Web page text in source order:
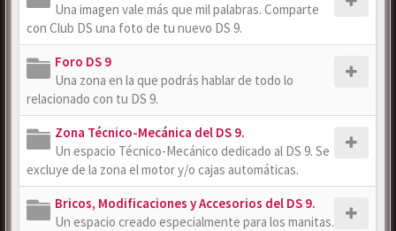
Una imagen vale más que mil palabras. Comparte
con Club DS una foto de tu nuevo DS 9.
Foro DS 9
Una zona en la que podrás hablar de todo lo
relacionado con tu DS 9.
Zona Técnico-Mecánica del DS 9.
Un espacio Técnico-Mecánico dedicado al DS 9. Se
excluye de la zona el motor y/o cajas automáticas.
Bricos, Modificaciones y Accesorios del DS 9.
Un espacio creado especialmente para los manitas.